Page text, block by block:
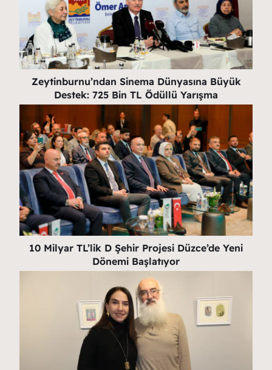
Zeytinburnu’ndan Sinema Dünyasına Büyük
Destek: 725 Bin TL Ödüllü Yarışma
10 Milyar TL’lik D Şehir Projesi Düzce’de Yeni
Dönemi Başlatıyor